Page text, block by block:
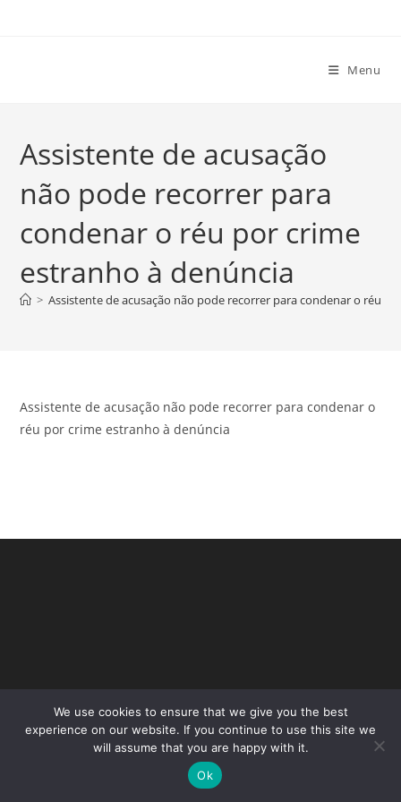
Menu
Assistente de acusação
não pode recorrer para
condenar o réu por crime
estranho à denúncia
> Assistente de acusação não pode recorrer para condenar o réu
Assistente de acusação não pode recorrer para condenar o
réu por crime estranho à denúncia
Copyright - WordPress Theme by OceanWP
We use cookies to ensure that we give you the best
experience on our website. If you continue to use this site we
will assume that you are happy with it.
Ok